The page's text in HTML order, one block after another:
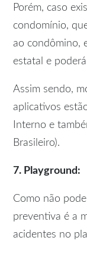
Porém, caso
condomínio,
ao condômino,
estatal e
Assim sendo,
aplicativos
Interno e
Brasileiro).
7. Playground:
Como não
preventiva é a
acidentes no